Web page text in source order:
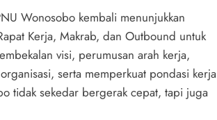
Wonosobo kembali menunjukkan
Kerja, Makrab, dan Outbound untuk
visi, perumusan arah kerja,
serta memperkuat pondasi kerja
tidak sekedar bergerak cepat, tapi juga